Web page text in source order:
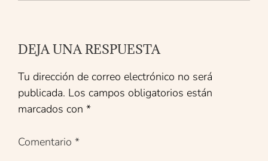
DEJA UNA RESPUESTA
Tu dirección de correo electrónico no será
publicada. Los campos obligatorios están
marcados con *
Comentario *